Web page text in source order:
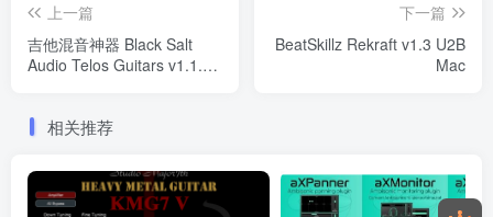
上一篇
吉他混音神器 Black Salt
Audio Telos Guitars v1.1.9
下一篇
BeatSkillz Rekraft v1.3 U2B
Mac
相关推荐